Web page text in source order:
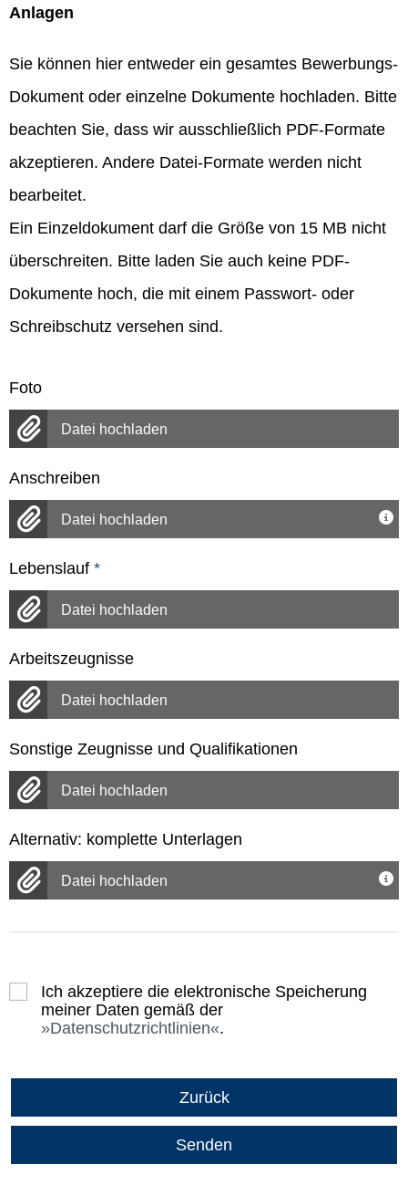
Anlagen
Sie können hier entweder ein gesamtes Bewerbungs-
Dokument oder einzelne Dokumente hochladen. Bitte
beachten Sie, dass wir ausschließlich PDF-Formate
akzeptieren. Andere Datei-Formate werden nicht
bearbeitet.
Ein Einzeldokument darf die Größe von 15 MB nicht
überschreiten. Bitte laden Sie auch keine PDF-
Dokumente hoch, die mit einem Passwort- oder
Schreibschutz versehen sind.
Foto
Datei hochladen
Anschreiben
Datei hochladen
Lebenslauf *
Datei hochladen
Arbeitszeugnisse
Datei hochladen
Sonstige Zeugnisse und Qualifikationen
Datei hochladen
Alternativ: komplette Unterlagen
Datei hochladen
Ich akzeptiere die elektronische Speicherung
meiner Daten gemäß der
Datenschutzrichtlinien .
Zurück
Senden